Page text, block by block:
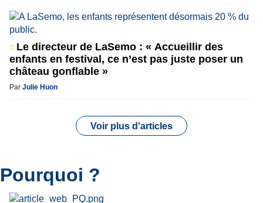
Le directeur de LaSemo : « Accueillir des
enfants en festival, ce n’est pas juste poser un
château gonflable »
Par Julie Huon
Voir plus d'articles
Pourquoi ?